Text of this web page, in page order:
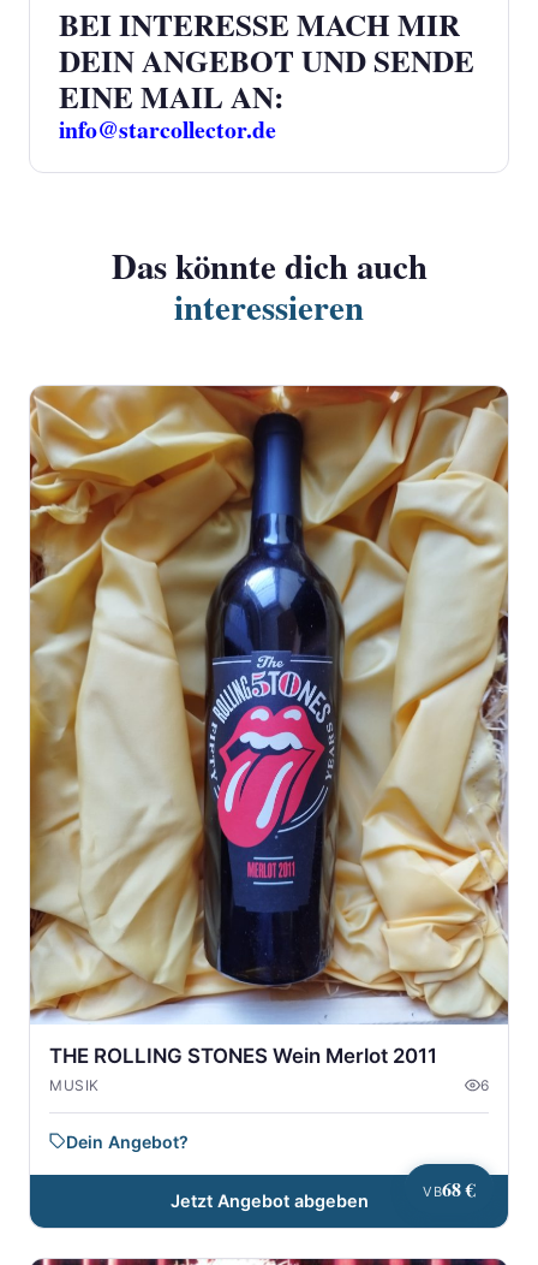
BEI INTERESSE MACH MIR
DEIN ANGEBOT UND SENDE
EINE MAIL AN:
info@starcollector.de
Das könnte dich auch
interessieren
VB68 €
THE ROLLING STONES Wein Merlot 2011
MUSIK 6
Dein Angebot?
Jetzt Angebot abgeben